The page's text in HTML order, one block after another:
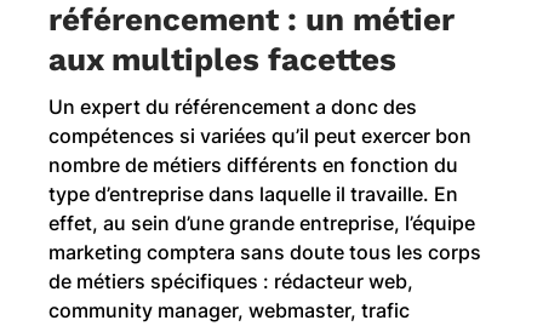
référencement : un métier
aux multiples facettes
Un expert du référencement a donc des
compétences si variées qu’il peut exercer bon
nombre de métiers différents en fonction du
type d’entreprise dans laquelle il travaille. En
effet, au sein d’une grande entreprise, l’équipe
marketing comptera sans doute tous les corps
de métiers spécifiques : rédacteur web,
community manager, webmaster, trafic